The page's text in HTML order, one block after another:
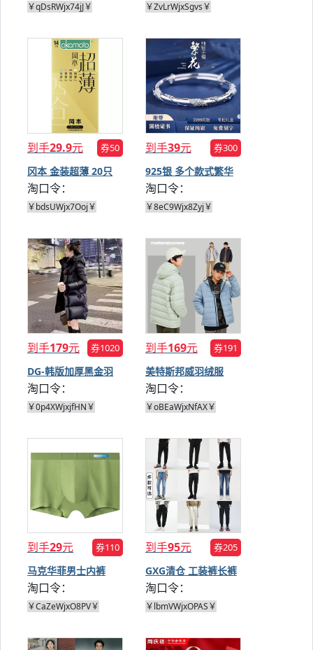
￥qDsRWjx74jJ￥ ￥ZvLrWjxSgvs￥
到手29.9元 券50
冈本 金装超薄 20只
淘口令：
￥bdsUWjx7Ooj￥
到手39元 券300
925银 多个款式繁华
银手镯
淘口令：
￥8eC9Wjx8Zyj￥
到手179元 券1020
DG-韩版加厚黑金羽
绒服
淘口令：
￥0p4XWjxjfHN￥
到手169元 券191
美特斯邦威羽绒服
淘口令：
￥oBEaWjxNfAX￥
到手29元 券110
马克华菲男士内裤
淘口令：
￥CaZeWjxO8PV￥
到手95元 券205
GXG清仓 工装裤长裤
休闲裤
淘口令：
￥lbmVWjxOPAS￥